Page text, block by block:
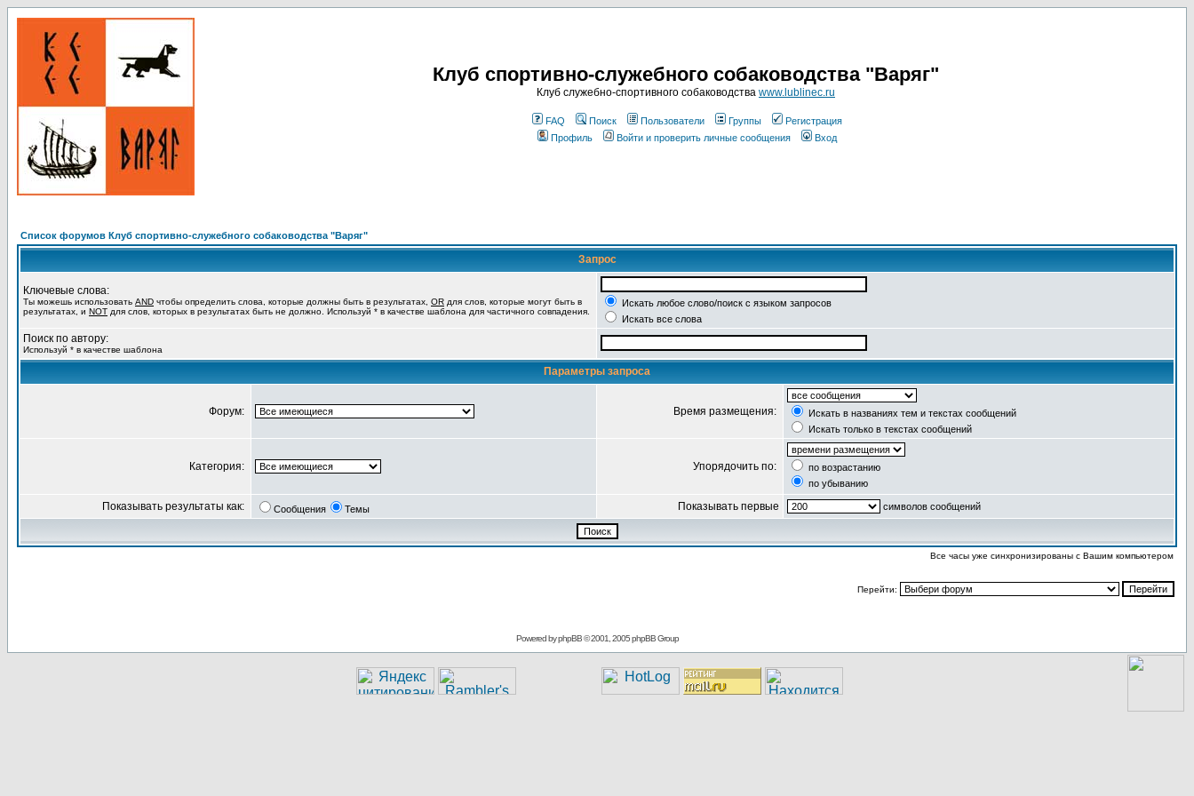
Клуб спортивно-служебного собаководства "Варяг"
Клуб служебно-спортивного собаководства www.lublinec.ru
FAQ Поиск Пользователи Группы
Регистрация
Профиль
Войти и проверить личные сообщения Вход
Список форумов Клуб спортивно-служебного собаководства "Варяг"
Запрос
Ключевые слова:
Ты можешь использовать AND чтобы определить слова, которые должны быть в результатах, OR для слов, которые могут быть в
результатах, и NOT для слов, которых в результатах быть не должно. Используй * в качестве шаблона для частичного совпадения.
Искать любое слово/поиск с языком запросов
Искать все слова
Поиск по автору:
Используй * в качестве шаблона
Параметры запроса
Форум: Время размещения:
Искать в названиях тем и текстах сообщений
Искать только в текстах сообщений
Категория: Упорядочить по:
по возрастанию
по убыванию
Показывать результаты как: Сообщения Темы Показывать первые символов сообщений
Все часы уже синхронизированы с Вашим компьютером
Перейти:
Powered byphpBB© 2001, 2005 phpBB Group